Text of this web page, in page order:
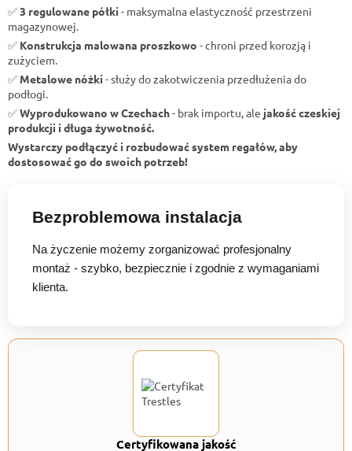
✅3 regulowane półki - maksymalna elastyczność przestrzeni
magazynowej.
✅ Konstrukcja malowana proszkowo - chroni przed korozją i
zużyciem.
✅ Metalowe nóżki - służy do zakotwiczenia przedłużenia do
podłogi.
✅Wyprodukowano w Czechach- brak importu, ale jakość czeskiej
produkcji i długa żywotność.
Wystarczy podłączyć i rozbudować system regałów, aby
dostosować go do swoich potrzeb!
Bezproblemowa instalacja
Na życzenie możemy zorganizować profesjonalny
montaż - szybko, bezpiecznie i zgodnie z wymaganiami
klienta.
Certyfikowana jakość